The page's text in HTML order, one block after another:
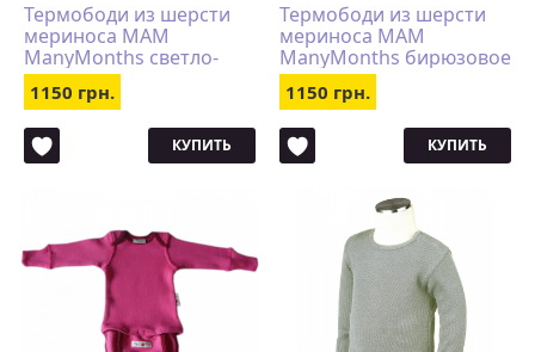
Термободи из шерсти
мериноса MAM
ManyMonths светло-
серое
1150 грн.
КУПИТЬ
Термободи из шерсти
мериноса MAM
ManyMonths бирюзовое
1150 грн.
КУПИТЬ